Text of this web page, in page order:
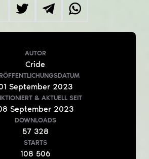
AUTOR
Cride
September2023
& AKTUELL SEIT
September2023
DOWNLOADS
57 328
STARTS
108 506